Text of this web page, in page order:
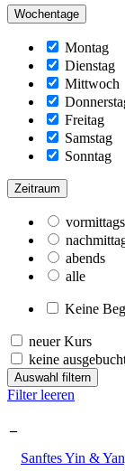
Wochentage
Montag
Dienstag
Mittwoch
Freitag
Samstag
Sonntag
Zeitraum
vormittags
abends
alle
Keine
neuer Kurs
keine
Auswahl filtern
Filter leeren
–
Sanftes Yin &